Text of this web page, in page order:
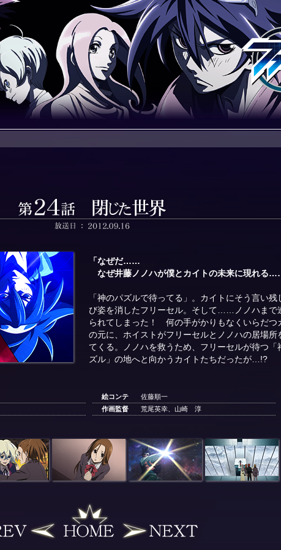
「なぜだ……
なぜ井藤ノノハが僕とカイトの未来に現れる
「神のパズルで待ってる」。カイトにそう言い残
び姿を消したフリーセル。そして……ノノハまで
られてしまった！ 何の手がかりもなくいらだつ
の元に、ホイストがフリーセルとノノハの居場所
てくる。ノノハを救うため、フリーセルが待つ「
ズル」の地へと向かうカイトたちだったが…!?
絵コンテ
佐藤順一
作画監督 荒尾英幸、山崎 淳